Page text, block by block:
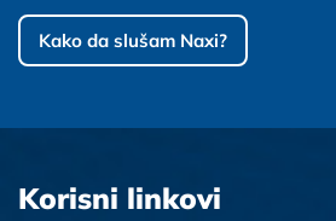
Kako da slušam Naxi?
Korisni linkovi